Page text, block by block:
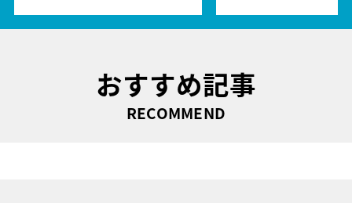
おすすめ記事
RECOMMEND